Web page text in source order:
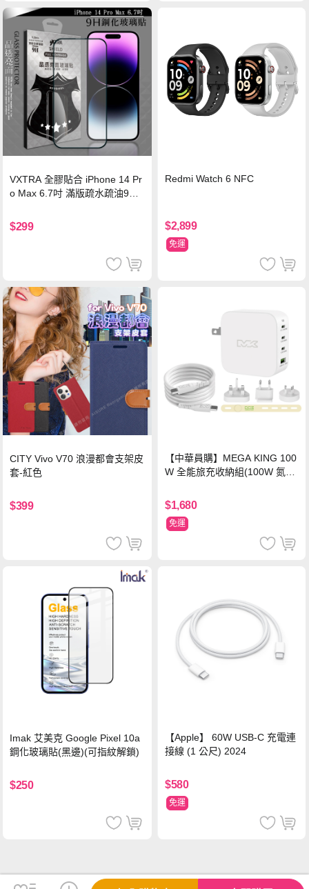
VXTRA 全膠貼合 iPhone 14 Pr
o Max 6.7吋 滿版疏水疏油9H
$299
Redmi Watch 6 NFC
$2,899
免運
CITY Vivo V70 浪漫都會支架皮
套-紅色
$399
【中華員購】MEGA KING 100
W 全能旅充收納組(100W 氮化
萬國轉接器)
$1,680
免運
Imak 艾美克 Google Pixel 10a
鋼化玻璃貼(黑邊)(可指紋解鎖)
$250
【Apple】 60W USB-C 充電連
接線 (1 公尺) 2024
$580
免運